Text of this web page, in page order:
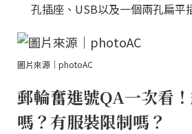
孔插座、USB以及一個兩孔扁平
圖片來源｜photoAC
郵輪奮進號QA一次看
嗎？有服裝限制嗎？